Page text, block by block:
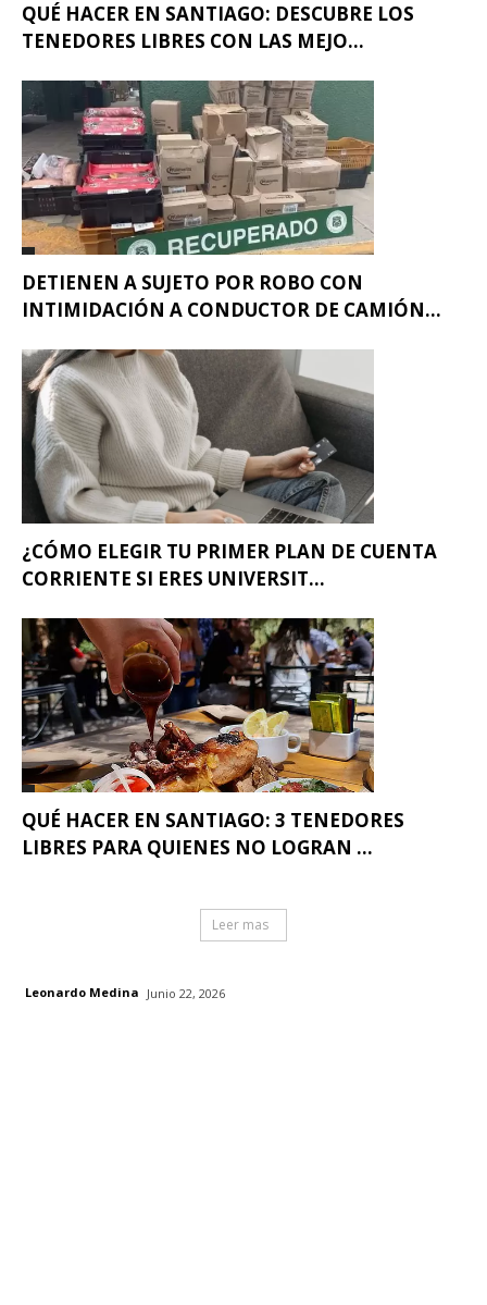
QUÉ HACER EN SANTIAGO: DESCUBRE LOS
TENEDORES LIBRES CON LAS MEJO...
DETIENEN A SUJETO POR ROBO CON
INTIMIDACIÓN A CONDUCTOR DE CAMIÓN...
¿CÓMO ELEGIR TU PRIMER PLAN DE CUENTA
CORRIENTE SI ERES UNIVERSIT...
QUÉ HACER EN SANTIAGO: 3 TENEDORES
LIBRES PARA QUIENES NO LOGRAN ...
Leer mas
Leonardo Medina Junio 22, 2026